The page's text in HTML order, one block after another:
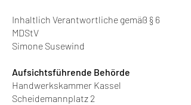
Inhaltlich Verantwortliche gemäß § 6
MDStV
Simone Susewind
Aufsichtsführende Behörde
Handwerkskammer Kassel
Scheidemannplatz 2